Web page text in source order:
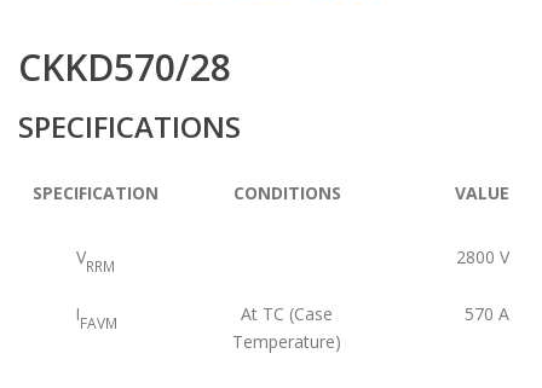
CKKD570/28
SPECIFICATIONS
SPECIFICATION CONDITIONS VALUE
VRRM 2800 V
IFAVM
At TC (Case
Temperature)
570 A